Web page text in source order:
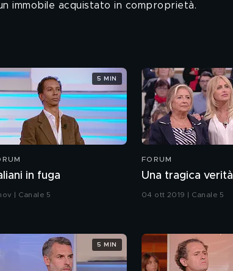
immobile acquistato in comproprietà.
in fuga
| Canale 5
5 MIN
FORUM
Una tragica verità
04 ott 2019 | Canale 5
5 MIN